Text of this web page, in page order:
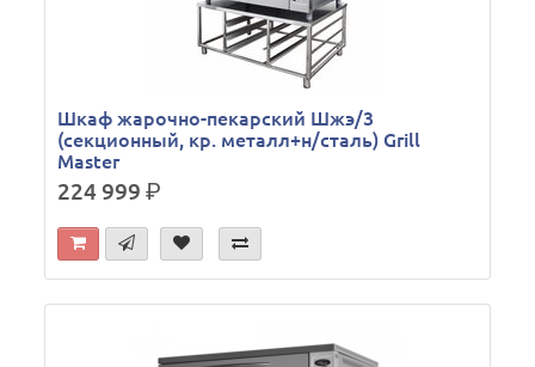
Шкаф жарочно-пекарский Шжэ/3
(секционный, кр. металл+н/сталь) Grill
Master
224 999р.